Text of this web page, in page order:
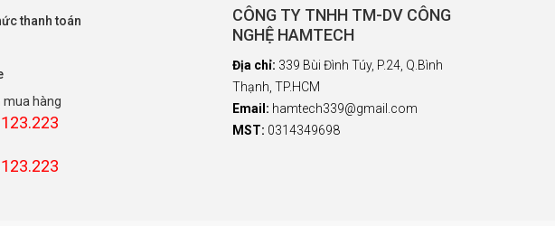
thanh toán
mua hàng
CÔNG TY TNHH TM-DV CÔNG
NGHỆ HAMTECH
Địa chỉ: 339 Bùi Đình Túy, P.24, Q.Bình
Thạnh, TP.HCM
Email: hamtech339@gmail.com
MST: 0314349698